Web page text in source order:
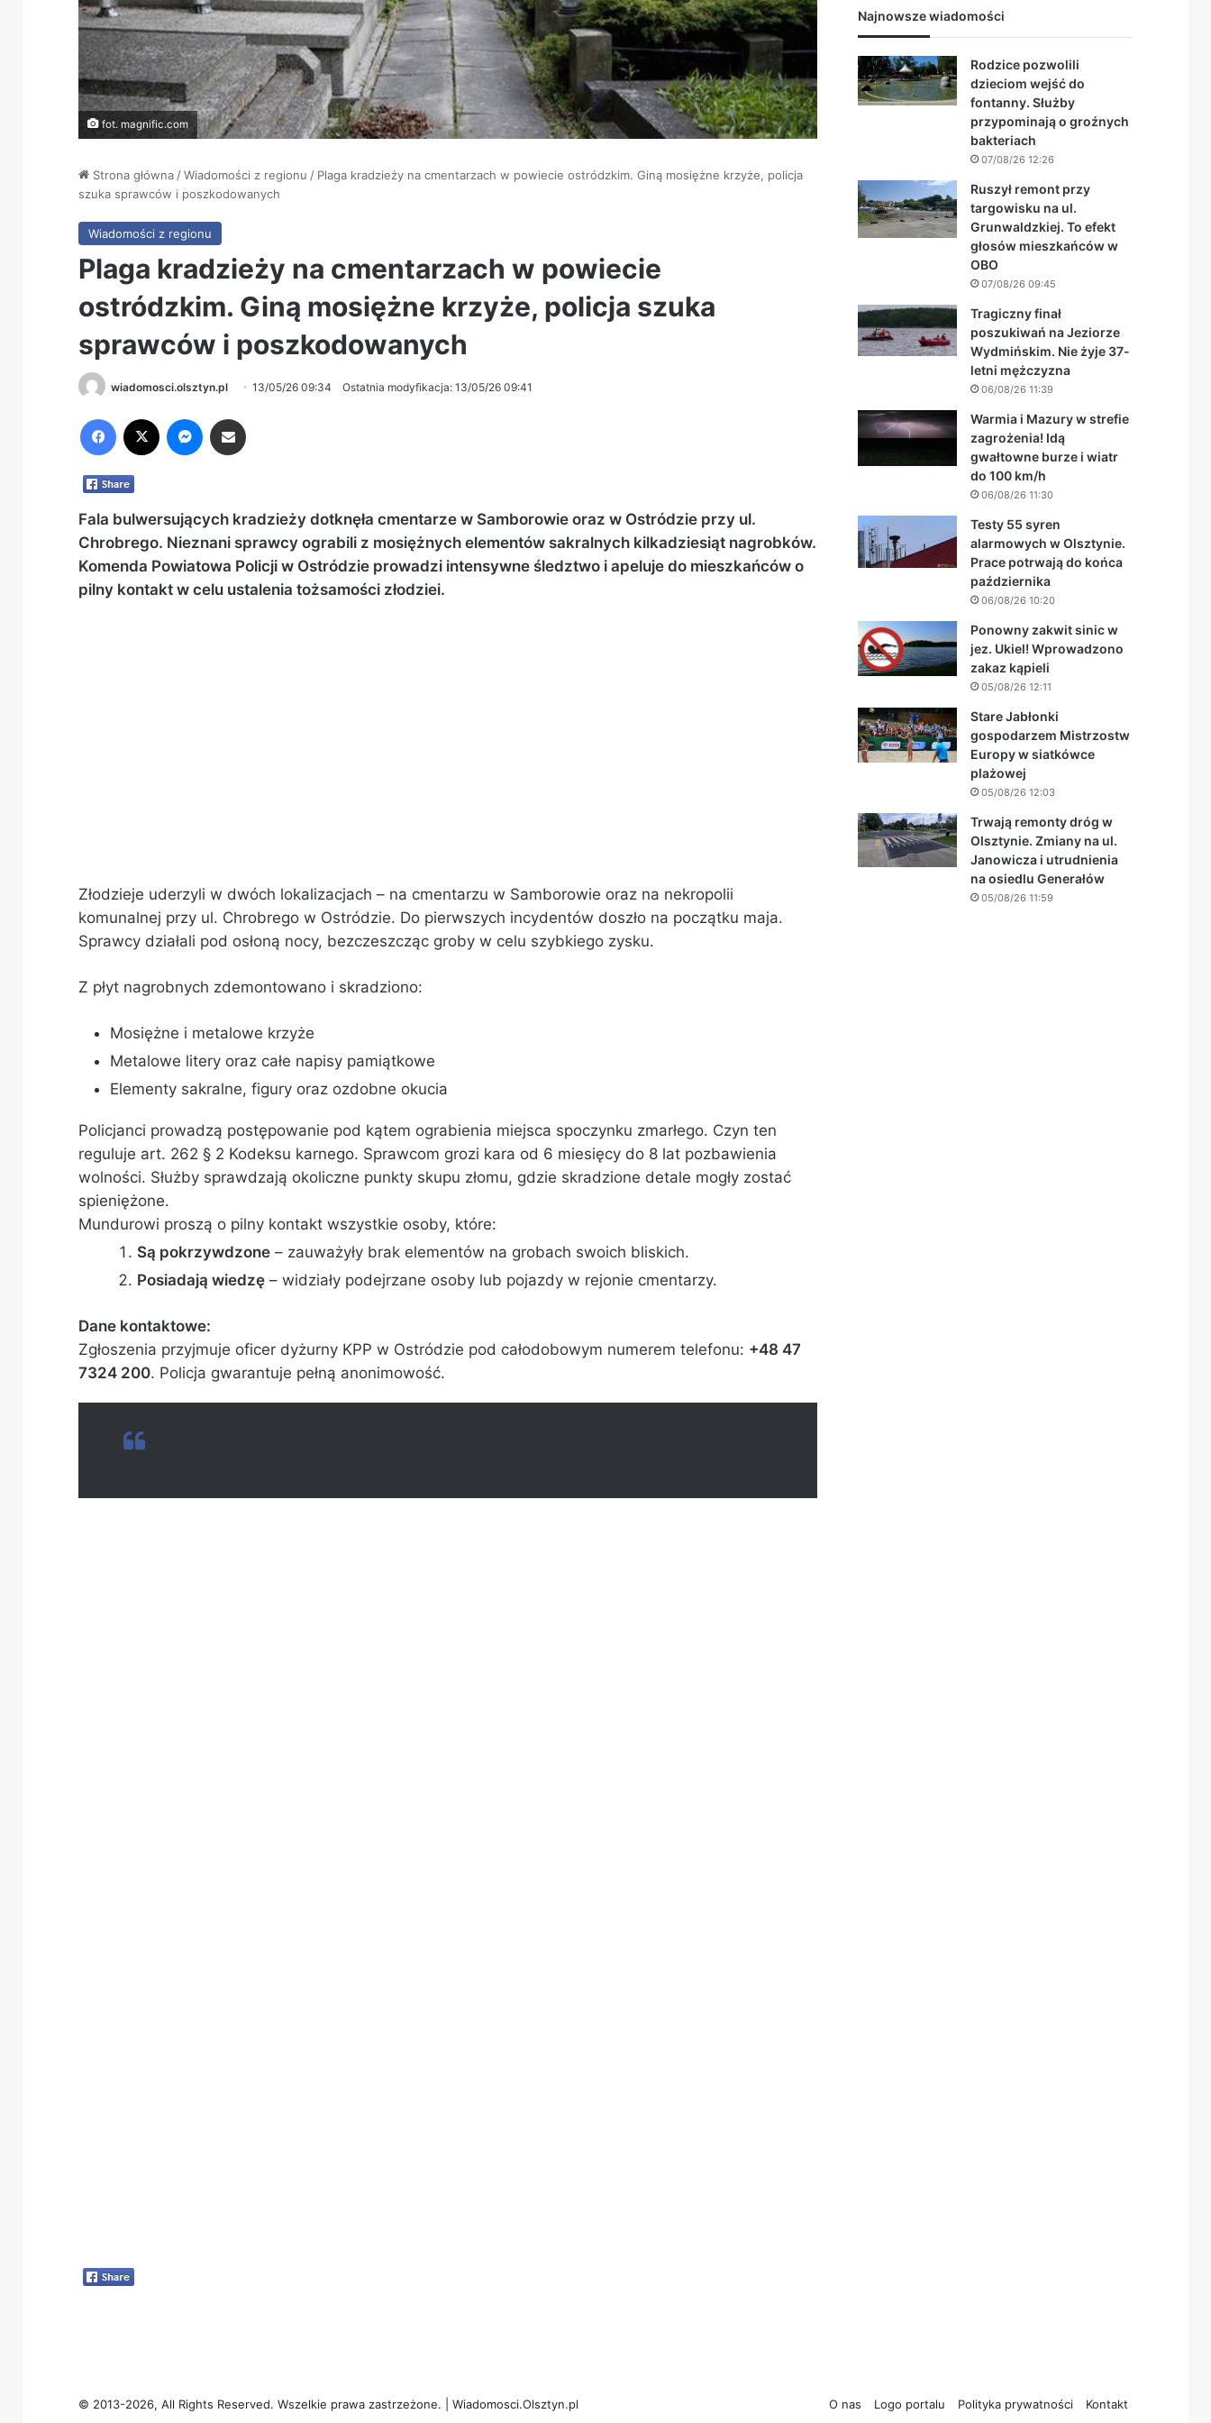
fot. magnific.com
Strona główna /Wiadomości z regionu / Plaga kradzieży na cmentarzach w powiecie ostródzkim. Giną mosiężne krzyże, policja
szuka sprawców i poszkodowanych
Wiadomości z regionu
Plaga kradzieży na cmentarzach w powiecie
ostródzkim. Giną mosiężne krzyże, policja szuka
sprawców i poszkodowanych
wiadomosci.olsztyn.pl 13/05/26 09:34 Ostatnia modyfikacja: 13/05/26 09:41
Fala bulwersujących kradzieży dotknęła cmentarze w Samborowie oraz w Ostródzie przy ul.
Chrobrego. Nieznani sprawcy ograbili z mosiężnych elementów sakralnych kilkadziesiąt nagrobków.
Komenda Powiatowa Policji w Ostródzie prowadzi intensywne śledztwo i apeluje do mieszkańców o
pilny kontakt w celu ustalenia tożsamości złodziei.
Złodzieje uderzyli w dwóch lokalizacjach – na cmentarzu w Samborowie oraz na nekropolii
komunalnej przy ul. Chrobrego w Ostródzie. Do pierwszych incydentów doszło na początku maja.
Sprawcy działali pod osłoną nocy, bezczeszcząc groby w celu szybkiego zysku.
Z płyt nagrobnych zdemontowano i skradziono:
Mosiężne i metalowe krzyże
Metalowe litery oraz całe napisy pamiątkowe
Elementy sakralne, figury oraz ozdobne okucia
Policjanci prowadzą postępowanie pod kątem ograbienia miejsca spoczynku zmarłego. Czyn ten
reguluje art. 262 § 2 Kodeksu karnego. Sprawcom grozi kara od 6 miesięcy do 8 lat pozbawienia
wolności. Służby sprawdzają okoliczne punkty skupu złomu, gdzie skradzione detale mogły zostać
spieniężone.
Mundurowi proszą o pilny kontakt wszystkie osoby, które:
Są pokrzywdzone – zauważyły brak elementów na grobach swoich bliskich.
Posiadają wiedzę – widziały podejrzane osoby lub pojazdy w rejonie cmentarzy.
Dane kontaktowe:
Zgłoszenia przyjmuje oficer dyżurny KPP w Ostródzie pod całodobowym numerem telefonu: +48 47
7324 200. Policja gwarantuje pełną anonimowość.
Najnowsze wiadomości
Rodzice pozwolili
dzieciom wejść do
fontanny. Służby
przypominają o groźnych
bakteriach
07/08/26 12:26
Ruszył remont przy
targowisku na ul.
Grunwaldzkiej. To efekt
głosów mieszkańców w
OBO
07/08/26 09:45
Tragiczny finał
poszukiwań na Jeziorze
Wydmińskim. Nie żyje 37-
letni mężczyzna
06/08/26 11:39
Warmia i Mazury w strefie
zagrożenia! Idą
gwałtowne burze i wiatr
do 100 km/h
06/08/26 11:30
Testy 55 syren
alarmowych w Olsztynie.
Prace potrwają do końca
października
06/08/26 10:20
Ponowny zakwit sinic w
jez. Ukiel! Wprowadzono
zakaz kąpieli
05/08/26 12:11
Stare Jabłonki
gospodarzem Mistrzostw
Europy w siatkówce
plażowej
05/08/26 12:03
Trwają remonty dróg w
Olsztynie. Zmiany na ul.
Janowicza i utrudnienia
na osiedlu Generałów
05/08/26 11:59
© 2013-2026, All Rights Reserved. Wszelkie prawa zastrzeżone. | Wiadomosci.Olsztyn.pl O nas Logo portalu Polityka prywatności Kontakt